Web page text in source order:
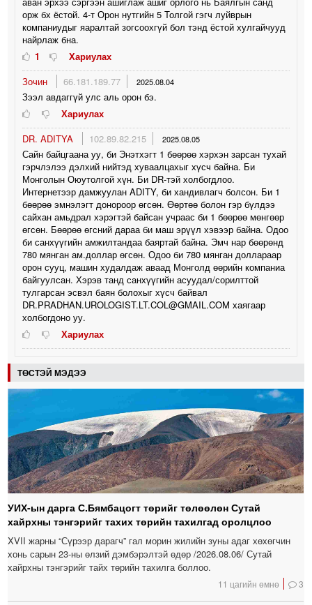
орж бх ёстой. 4-т Орон нутгийн 5 Толгой гэгч луйврын
компаниудыг яаралтай зогсоохгүй бол тэнд ёстой хулгайчууд
найрлаж бна.
1
Хариулах
Зочин
66.181.189.77 2025.08.04
Зээл авдаггүй улс аль орон бэ.
Хариулах
DR. ADITYA
102.89.82.215 2025.08.05
Сайн байцгаана уу, би Энэтхэгт 1 бөөрөө хэрхэн зарсан тухай
гэрчлэлээ дэлхий нийтэд хуваалцахыг хүсч байна. Би
Монголын Оюутолгой хүн. Би DR-тэй холбогдлоо.
Интернетээр дамжуулан ADITY, би хандивлагч болсон. Би 1
бөөрөө эмнэлэгт донороор өгсөн. Өөртөө болон гэр бүлдээ
сайхан амьдрал хэрэгтэй байсан учраас би 1 бөөрөө мөнгөөр
өгсөн. Бөөрөө өгсний дараа би маш эрүүл хэвээр байна. Одоо
би санхүүгийн амжилтандаа баяртай байна. Эмч нар бөөрөнд
780 мянган ам.доллар өгсөн. Одоо би 780 мянган доллараар
орон сууц, машин худалдаж аваад Монголд өөрийн компаниа
байгуулсан. Хэрэв танд санхүүгийн асуудал/сорилттой
тулгарсан эсвэл баян болохыг хүсч байвал
DR.PRADHAN.UROLOGIST.LT.COL@GMAIL.COM хаягаар
холбогдоно уу.
Хариулах
ТӨСТЭЙ МЭДЭЭ
УИХ-ын дарга С.Бямбацогт төрийг төлөөлөн Сутай
хайрхны тэнгэрийг тахих төрийн тахилгад оролцлоо
XVII жарны “Сүрээр дарагч” гал морин жилийн зуны адаг хөхөгчин
хонь сарын 23-ны өлзий дэмбэрэлтэй өдөр /2026.08.06/ Сутай
хайрхны тэнгэрийг тайх төрийн тахилга боллоо.
11 цагийн өмнө 3